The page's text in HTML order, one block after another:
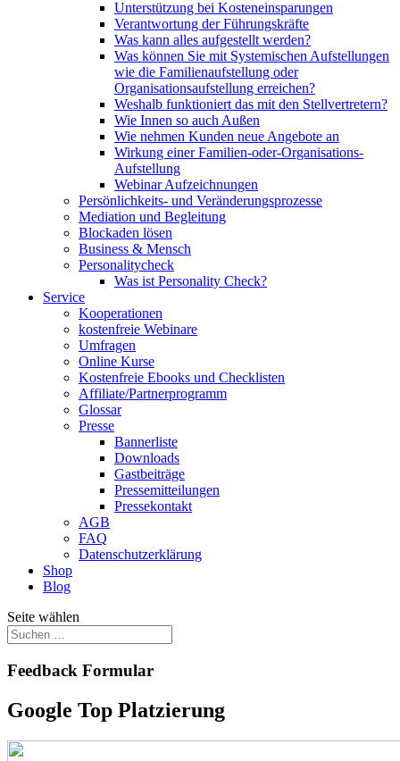
Unterstützung bei Kosteneinsparungen
Verantwortung der Führungskräfte
Was kann alles aufgestellt werden?
Was können Sie mit Systemischen Aufstellungen
wie die Familienaufstellung oder
Organisationsaufstellung erreichen?
Weshalb funktioniert das mit den Stellvertretern?
Wie Innen so auch Außen
Wie nehmen Kunden neue Angebote an
Wirkung einer Familien-oder-Organisations-
Aufstellung
Webinar Aufzeichnungen
Persönlichkeits- und Veränderungsprozesse
Mediation und Begleitung
Blockaden lösen
Business & Mensch
Personalitycheck
Was ist Personality Check?
Service
Kooperationen
kostenfreie Webinare
Umfragen
Online Kurse
Kostenfreie Ebooks und Checklisten
Affiliate/Partnerprogramm
Glossar
Presse
Bannerliste
Downloads
Gastbeiträge
Pressemitteilungen
Pressekontakt
AGB
FAQ
Datenschutzerklärung
Shop
Blog
Seite wählen
Feedback Formular
Google Top Platzierung